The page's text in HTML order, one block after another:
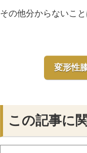
その他分からないこ
変形性
この記事に